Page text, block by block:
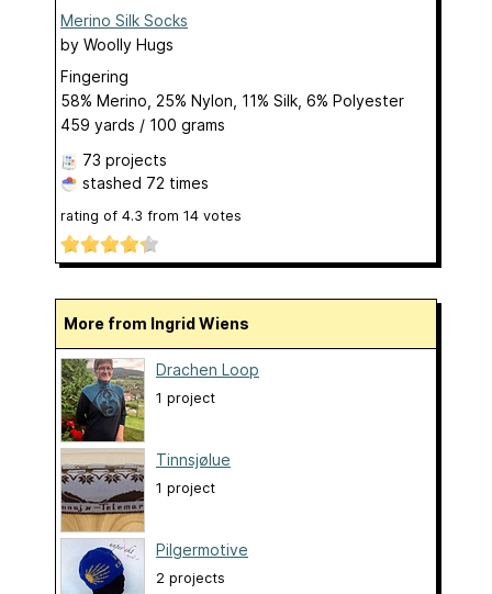
Merino Silk Socks
by Woolly Hugs
Fingering
58% Merino, 25% Nylon, 11% Silk, 6% Polyester
459 yards / 100 grams
73 projects
stashed 72 times
rating of 4.3 from 14 votes
More from Ingrid Wiens
Drachen Loop
1 project
Tinnsjølue
1 project
Pilgermotive
2 projects